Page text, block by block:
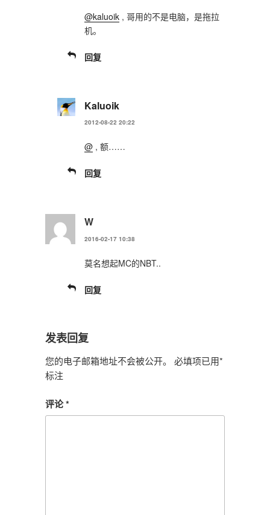
@kaluoik, 哥用的不是电脑，是拖拉
机。
回复
Kaluoik
2012-08-22 20:22
@, 额……
回复
W
2016-02-17 10:38
莫名想起MC的NBT..
回复
发表回复
您的电子邮箱地址不会被公开。 必填项已用*
标注
评论*